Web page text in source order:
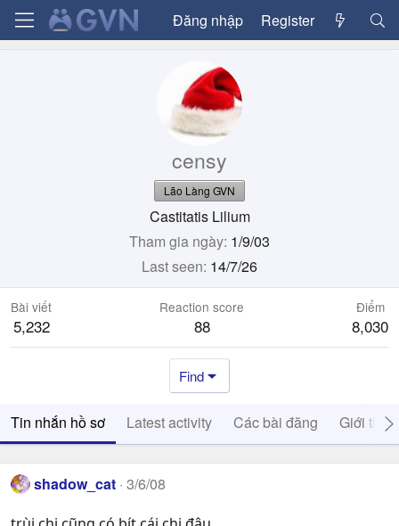
Đăng nhập Register
censy
Lão Làng GVN
Castitatis Lilium
Tham gia ngày 1/9/03
Last seen 14/7/26
Bài viết
5,232
Reaction score
88
Điểm
8,030
Find
Tin nhắn hồ sơ Latest activity Các bài đăng Giới thiệu
shadow_cat 3/6/08